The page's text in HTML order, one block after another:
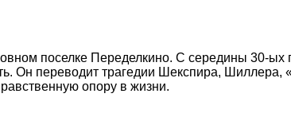
поселке Переделкино. С середины 30-
Он переводит трагедии Шекспира,
опору в жизни.